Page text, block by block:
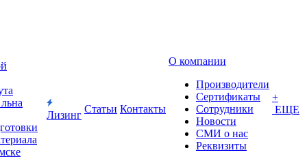
Лизинг
Статьи Контакты
О компании
Производители
Сертификаты
Сотрудники
Новости
СМИ о нас
Реквизиты
+
ЕЩЕ